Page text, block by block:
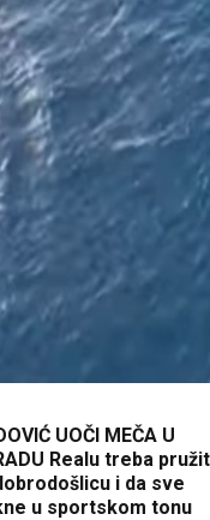
UOČI MEČA U
Realu treba
i da sve
u sportskom tonu